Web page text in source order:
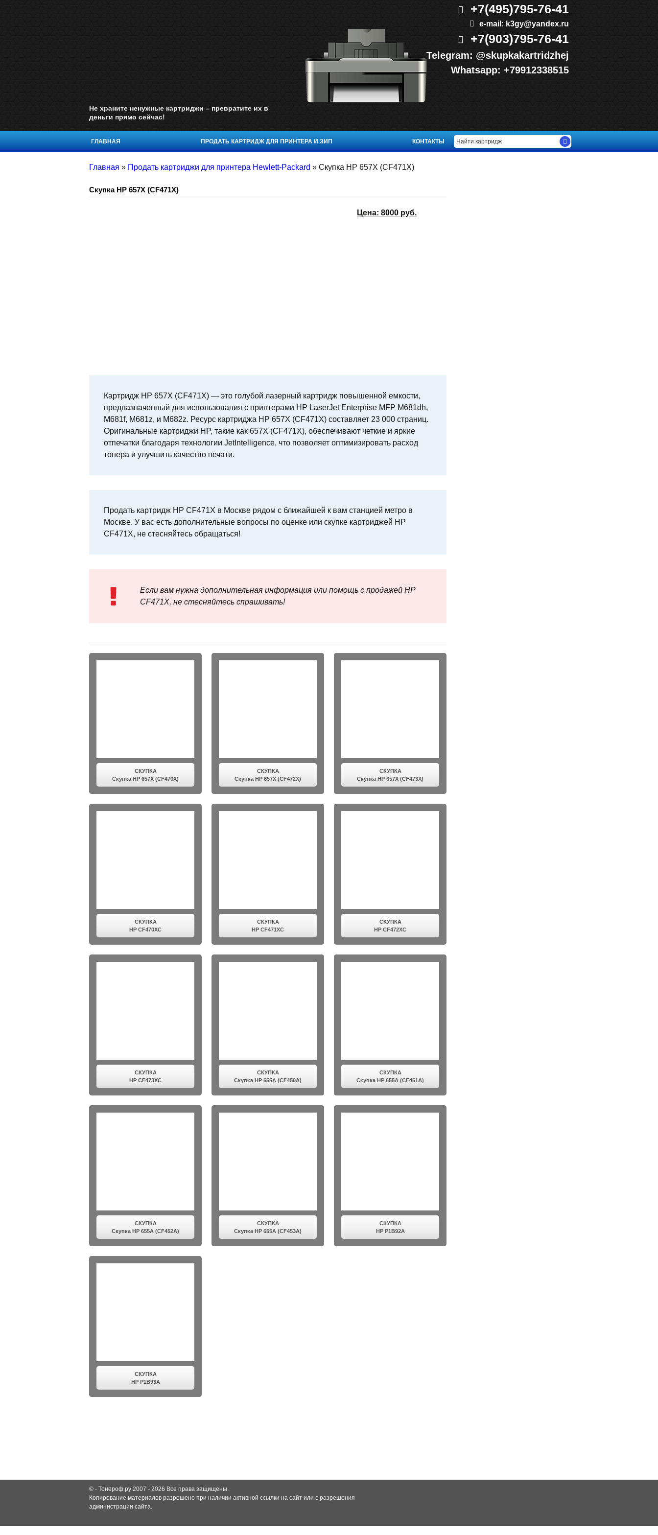
Не храните ненужные картриджи – превратите их в
деньги прямо сейчас!
+7(495)795-76-41
e-mail: k3gy@yandex.ru
+7(903)795-76-41
Telegram: @skupkakartridzhej
Whatsapp: +79912338515
ГЛАВНАЯ ПРОДАТЬ КАРТРИДЖ ДЛЯ ПРИНТЕРА И ЗИП КОНТАКТЫ
Главная » Продать картриджи для принтера Hewlett-Packard » Скупка HP 657X (CF471X)
Скупка HP 657X (CF471X)
Цена:8000 руб.
Картридж HP 657X (CF471X) — это голубой лазерный картридж повышенной емкости,
предназначенный для использования с принтерами HP LaserJet Enterprise MFP M681dh,
M681f, M681z, и M682z. Ресурс картриджа HP 657X (CF471X) составляет 23 000 страниц.
Оригинальные картриджи HP, такие как 657X (CF471X), обеспечивают четкие и яркие
отпечатки благодаря технологии JetIntelligence, что позволяет оптимизировать расход
тонера и улучшить качество печати.
Продать картридж HP CF471X в Москве рядом с ближайшей к вам станцией метро в
Москве. У вас есть дополнительные вопросы по оценке или скупке картриджей HP
CF471X, не стесняйтесь обращаться!
Если вам нужна дополнительная информация или помощь с продажей HP
CF471X, не стесняйтесь спрашивать!
СКУПКА
Скупка HP 657X (CF470X)
СКУПКА
Скупка HP 657X (CF472X)
СКУПКА
Скупка HP 657X (CF473X)
СКУПКА
HP CF470XC
СКУПКА
HP CF471XC
СКУПКА
HP CF472XC
СКУПКА
HP CF473XC
СКУПКА
Скупка HP 655A (CF450A)
СКУПКА
Скупка HP 655A (CF451A)
СКУПКА
Скупка HP 655A (CF452A)
СКУПКА
Скупка HP 655A (CF453A)
СКУПКА
HP P1B92A
СКУПКА
HP P1B93A
© - Тонероф.ру 2007 - 2026 Все права защищены.
Копирование материалов разрешено при наличии активной ссылки на сайт или с разрешения
администрации сайта.